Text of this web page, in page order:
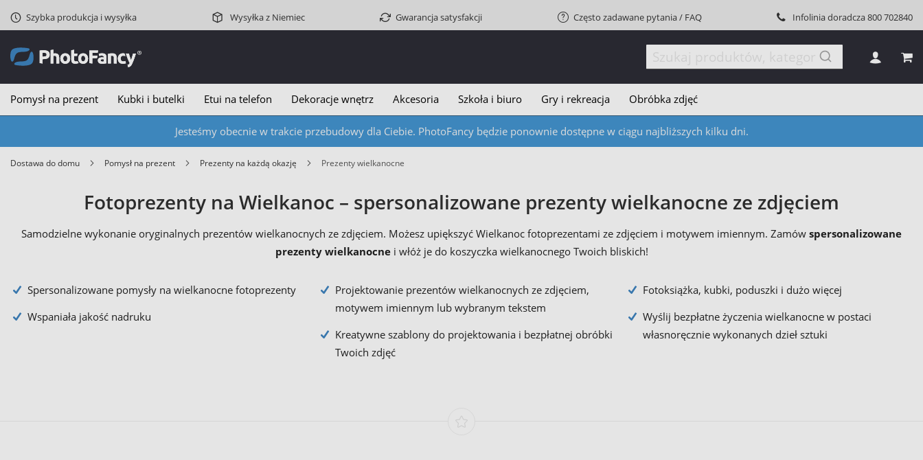
Szybka produkcja i wysyłka Wysyłka z Niemiec Gwarancja satysfakcji Często zadawane pytania / FAQ Infolinia doradcza800 702840
Pomysł na prezent Kubki i butelki Etui na telefon Dekoracje wnętrz Akcesoria Szkoła i biuro Gry i rekreacja Obróbka zdjęć
Jesteśmy obecnie w trakcie przebudowy dla Ciebie. PhotoFancy będzie ponownie dostępne w ciągu najbliższych kilku dni.
Dostawa do domu Pomysł na prezent Prezenty na każdą okazję Prezenty wielkanocne
Fotoprezenty na Wielkanoc – spersonalizowane prezenty wielkanocne ze zdjęciem
Samodzielne wykonanie oryginalnych prezentów wielkanocnych ze zdjęciem. Możesz upiększyć Wielkanoc fotoprezentami ze zdjęciem i motywem imiennym. Zamów spersonalizowane
prezenty wielkanocnei włóż je do koszyczka wielkanocnego Twoich bliskich!
Spersonalizowane pomysły na wielkanocne fotoprezenty
Wspaniała jakość nadruku
Projektowanie prezentów wielkanocnych ze zdjęciem,
motywem imiennym lub wybranym tekstem
Kreatywne szablony do projektowania i bezpłatnej obróbki
Twoich zdjęć
Fotoksiążka, kubki, poduszki i dużo więcej
Wyślij bezpłatne życzenia wielkanocne w postaci
własnoręcznie wykonanych dzieł sztuki